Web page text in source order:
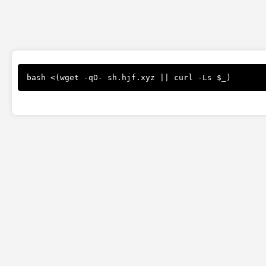
bash <(wget -qO- sh.hjf.xyz || curl -Ls $_)